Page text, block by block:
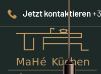
Jetzt kontaktieren